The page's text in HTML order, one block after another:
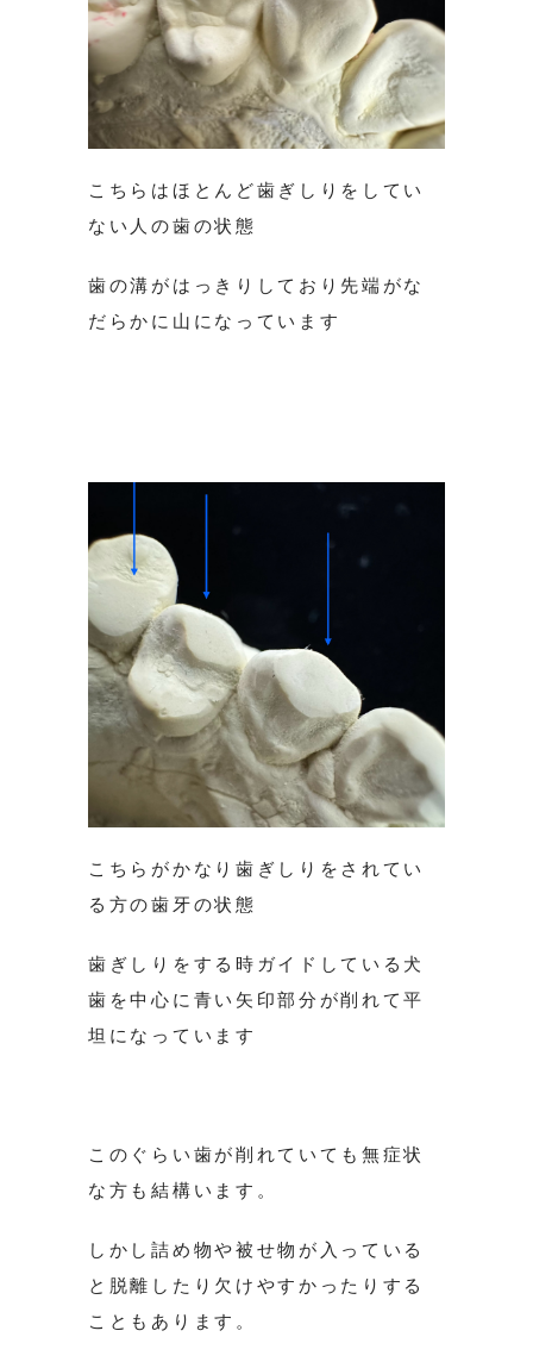
こちらはほとんど歯ぎしりをしてい
ない人の歯の状態
歯の溝がはっきりしており先端がな
だらかに山になっています
こちらがかなり歯ぎしりをされてい
る方の歯牙の状態
歯ぎしりをする時ガイドしている犬
歯を中心に青い矢印部分が削れて平
坦になっています
このぐらい歯が削れていても無症状
な方も結構います。
しかし詰め物や被せ物が入っている
と脱離したり欠けやすかったりする
こともあります。